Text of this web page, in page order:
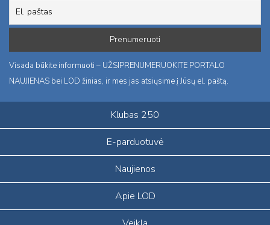
Visada būkite informuoti – UŽSIPRENUMERUOKITE PORTALO
NAUJIENAS bei LOD žinias, ir mes jas atsiųsime į Jūsų el. paštą.
Klubas 250
E-parduotuvė
Naujienos
Apie LOD